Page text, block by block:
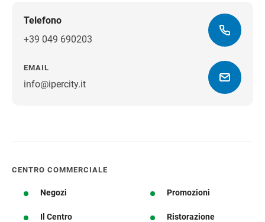
Telefono
+39 049 690203
EMAIL
info@ipercity.it
CENTRO COMMERCIALE
Negozi Promozioni
Il Centro Ristorazione